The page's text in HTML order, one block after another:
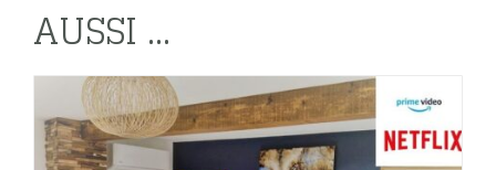
AUSSI ...